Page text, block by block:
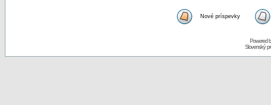
Nové príspevky
Powered
Slovenský